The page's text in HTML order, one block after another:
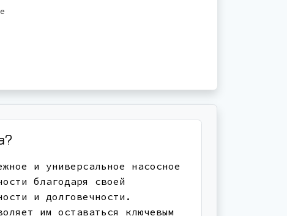
и универсальное насосное
благодаря своей
и долговечности.
им оставаться ключевым